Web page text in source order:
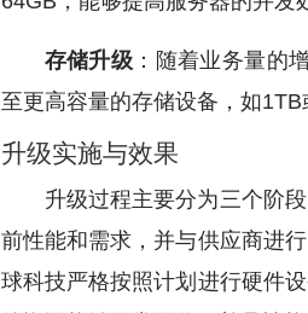
存储升级 ：随着业务量的
至更高容量的存储设备，如
升级实施与效果
升级过程主要分为三个阶
前性能和需求，并与供应商进
球科技严格按照计划进行硬件